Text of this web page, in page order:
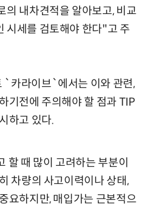
의 내차견적을 알아보고, 비교
시세를 검토해야 한다"고 주
`카라이브`에서는 이와 관련,
기전에 주의해야 할 점과 TIP
하고 있다.
할 때 많이 고려하는 부분이
차량의 사고이력이나 상태,
요하지만, 매입가는 근본적으